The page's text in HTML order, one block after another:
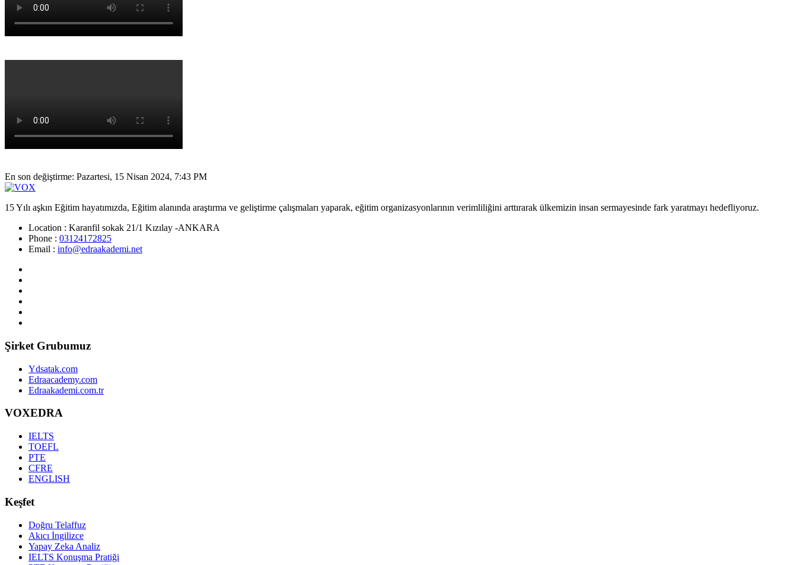
En son değiştirme: Pazartesi, 15 Nisan 2024, 7:43 PM
15 Yılı aşkın Eğitim hayatımızda, Eğitim alanında araştırma ve geliştirme çalışmaları yaparak, eğitim organizasyonlarının verimliliğini arttırarak ülkemizin insan sermayesinde fark yaratmayı hedefliyoruz.
Location : Karanfil sokak 21/1 Kızılay -ANKARA
Phone : 03124172825
Email : info@edraakademi.net
Şirket Grubumuz
Ydsatak.com
Edraacademy.com
Edraakademi.com.tr
VOXEDRA
IELTS
TOEFL
PTE
CFRE
ENGLISH
Keşfet
Doğru Telaffuz
Akıcı İngilizce
Yapay Zeka Analiz
IELTS Konuşma Pratiği